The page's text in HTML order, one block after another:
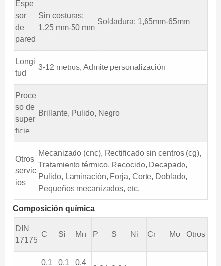
Espe
sor
de
pared
Sin costuras:
1,25 mm-50 mm
Soldadura: 1,65mm-65mm
Longi
tud
3-12 metros, Admite personalización
Proce
so de
super
ficie
Brillante, Pulido, Negro
Otros
servic
ios
Mecanizado (cnc), Rectificado sin centros (cg),
Tratamiento térmico, Recocido, Decapado,
Pulido, Laminación, Forja, Corte, Doblado,
Pequeños mecanizados, etc.
Composición química
DIN
17175
C Si Mn P S Ni Cr Mo Otros
0,1 0.1 0.4